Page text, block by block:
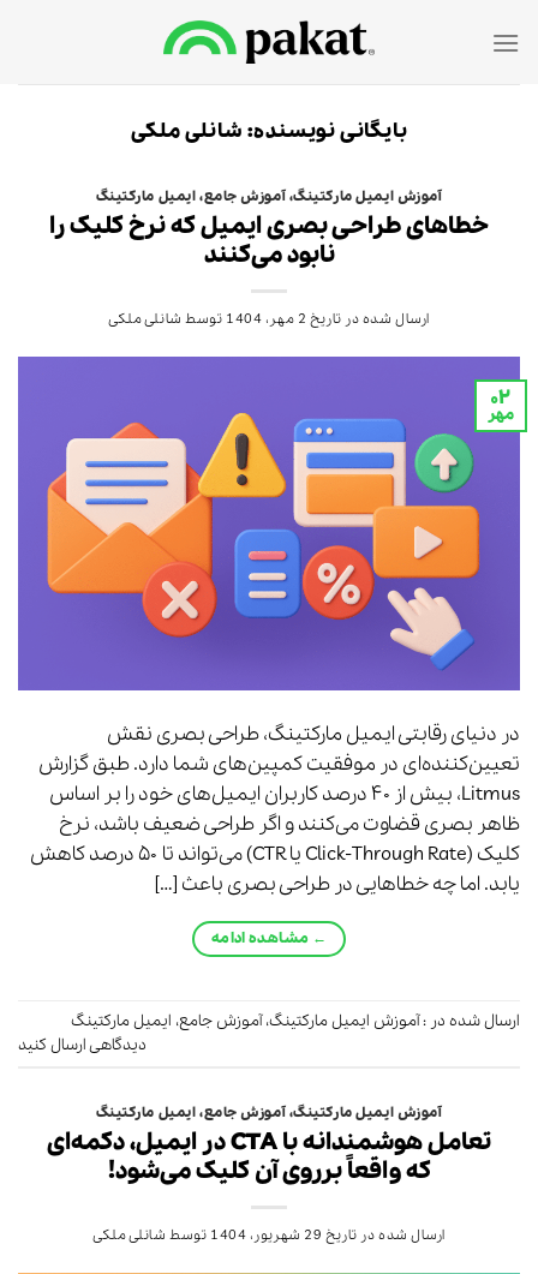
بایگانی نویسنده: شانلی ملکی
آموزش ایمیل مارکتینگ،آموزش جامع،ایمیل مارکتینگ
خطاهای طراحی بصری ایمیل که نرخ کلیک را
نابود می‌کنند
ارسال شده در تاریخ 2 مهر، 1404 توسط شانلی ملکی
۰۲
مهر
در دنیای رقابتی ایمیل مارکتینگ، طراحی بصری نقش
تعیین‌کننده‌ای در موفقیت کمپین‌های شما دارد. طبق گزارش
Litmus، بیش از ۴۰ درصد کاربران ایمیل‌های خود را بر اساس
ظاهر بصری قضاوت می‌کنند و اگر طراحی ضعیف باشد، نرخ
کلیک (Click-Through Rate یا CTR) می‌تواند تا ۵۰ درصد کاهش
یابد. اما چه خطاهایی در طراحی بصری باعث […]
← مشاهده ادامه
ارسال شده در :آموزش ایمیل مارکتینگ،آموزش جامع، ایمیل مارکتینگ
دیدگاهی ارسال کنید
آموزش ایمیل مارکتینگ،آموزش جامع،ایمیل مارکتینگ
تعامل هوشمندانه با CTA در ایمیل، دکمه‌ای
که واقعاً برروی آن کلیک می‌شود!
ارسال شده در تاریخ 29 شهریور، 1404 توسط شانلی ملکی